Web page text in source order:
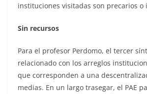
instituciones visitadas son precarios o
Sin recursos
Para el profesor Perdomo, el tercer
relacionado con los arreglos
que corresponden a una
medias. En un largo trasegar, el PAE